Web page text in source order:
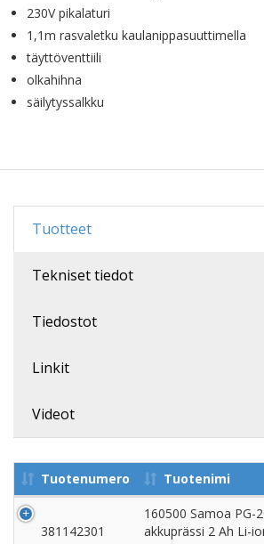
230V pikalaturi
1,1m rasvaletku kaulanippasuuttimella
täyttöventtiili
olkahihna
säilytyssalkku
Tuotteet
Tekniset tiedot
Tiedostot
Linkit
Videot
Tuotenumero Tuotenimi
381142301
160500 Samoa PG-
akkuprässi 2 Ah Li-